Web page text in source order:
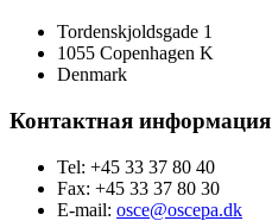
Tordenskjoldsgade 1
1055 Copenhagen K
Denmark
Контактная информация
Tel: +45 33 37 80 40
Fax: +45 33 37 80 30
E-mail: osce@oscepa.dk